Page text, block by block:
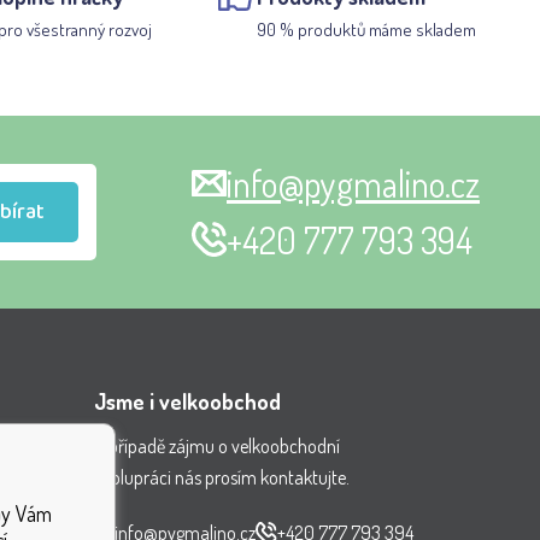
všestranný rozvoj
90 % produktů máme skladem
info@pygmalino.cz
+420 777 793 394
Jsme i velkoobchod
V případě zájmu o velkoobchodní
spolupráci nás prosím kontaktujte.
info@pygmalino.cz +420 777 793 394
Vám